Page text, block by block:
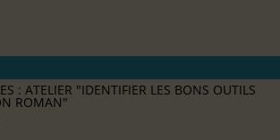
: ATELIER "IDENTIFIER LES BONS OUTILS
ROMAN"